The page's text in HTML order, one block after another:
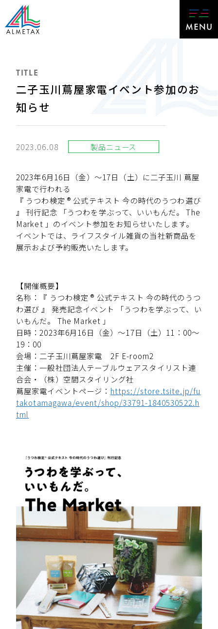
TITLE
二子玉川蔦屋家電イベント参加のお
知らせ
2023.06.08 製品ニュース
2023年6月16日（金）～17日（土）に二子玉川 蔦屋
家電で行われる
『 うつわ検定 ® 公式テキスト 今の時代のうつわ選び
』 刊行記念 「うつわを学ぶって、いいもんだ。 The
Market 」のイベント参加をお知らせいたします。
イベントでは、ライフスタイル雑貨の当社新商品を
展示および予約販売いたします。
【開催概要】
名称：『 うつわ検定 ® 公式テキスト 今の時代のうつ
わ選び 』 発売記念イベント 「うつわを学ぶって、い
いもんだ。 The Market 」
日時：2023年6月16日（金）～17日（土）11：00～
19：00
会場：二子玉川蔦屋家電 2F E-room2
主催：一般社団法人テーブルウェアスタイリスト連
合会・（株）空間スタイリング社
蔦屋家電イベントページ： https://store.tsite.jp/fu
takotamagawa/event/shop/33791-1840530522.h
tml